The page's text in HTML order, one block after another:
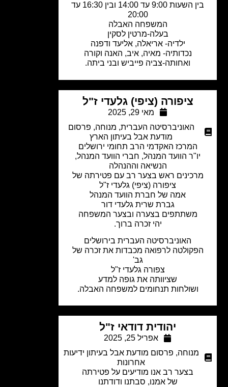
בין השעות 9:00 עד 14:00 ובין 16:30 עד
המשפחה האבלה
בעלה-מרטין לסקין
ילדיה- אריאלה, אליעד ודפנה
נכדותיה- מאיה, איב, האנה וקורה
ואחותה-צביה פייביש ובני ביתה.
ציפורה (ציפי) גלעדי ז"ל
מאי 29, 2025
האוניברסיטה העברית,מנוחה, פרסום
מודעת אבל בעיתון הארץ
המרכז האקדמי הרב תחומי ירושלים
יו"ר הוועד המנהל, חברי הוועד המנהל,
הנשיאה וההנהלה
ראש בצער רב עם פטירתה של
ציפורה (ציפי) גלעדי ז"ל
אמה של חברת הוועד המנהל
גברת שרית גלעדי דור
משתתפים בצערה ובצער המשפחה
יהי זכרה ברוך.
האוניברסיטה העברית בירושלים
לרפואה מכבדות את זכרה של
צפורה גלעדי ז"ל
שציוותה את גופה למדע
ושולחות תנחומים למשפחה האבלה.
יהודית דודאי ז"ל
אפריל 25, 2025
מנוחה
פרסום מודעת אבל בעיתון ידיעות
אחרונות
בצער רב אנו מודיעים על פטירתה
של אמנו, סבתנו ודודתנו